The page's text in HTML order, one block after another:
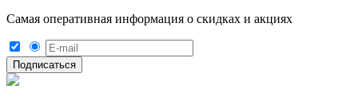
Самая оперативная информация о скидках и акциях